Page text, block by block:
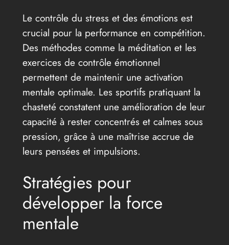
Le contrôle du stress et des émotions est
crucial pour la performance en compétition.
Des méthodes comme la méditation et les
exercices de contrôle émotionnel
permettent de maintenir une activation
mentale optimale. Les sportifs pratiquant la
chasteté constatent une amélioration de leur
capacité à rester concentrés et calmes sous
pression, grâce à une maîtrise accrue de
leurs pensées et impulsions.
Stratégies pour
développer la force
mentale